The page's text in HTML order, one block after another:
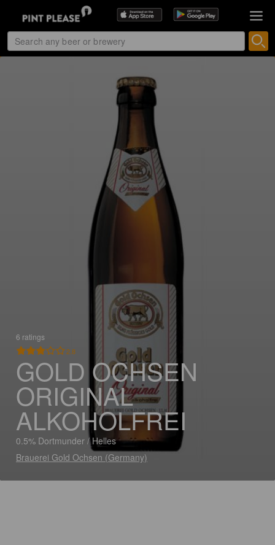
6 ratings
2.8
GOLD OCHSEN
ORIGINAL
ALKOHOLFREI
0.5% Dortmunder / Helles
Brauerei Gold Ochsen (Germany)